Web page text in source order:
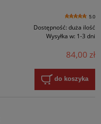
5.0
Dostępność: duża ilość
Wysyłka w: 1-3 dni
84,00 zł
do koszyka